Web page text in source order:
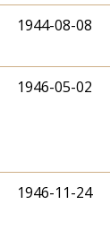
1944-08-08
1946-05-02
1946-11-24